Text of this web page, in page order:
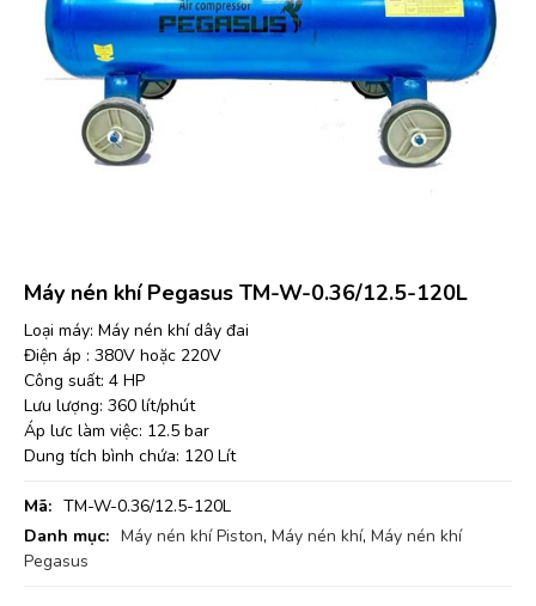
Máy nén khí Pegasus TM-W-0.36/12.5-120L
Loại máy: Máy nén khí dây đai
Điện áp : 380V hoặc 220V
Công suất: 4 HP
Lưu lượng: 360 lít/phút
Áp lưc làm việc: 12.5 bar
Dung tích bình chứa: 120 Lít
Mã: TM-W-0.36/12.5-120L
Danh mục: Máy nén khí Piston, Máy nén khí, Máy nén khí
Pegasus